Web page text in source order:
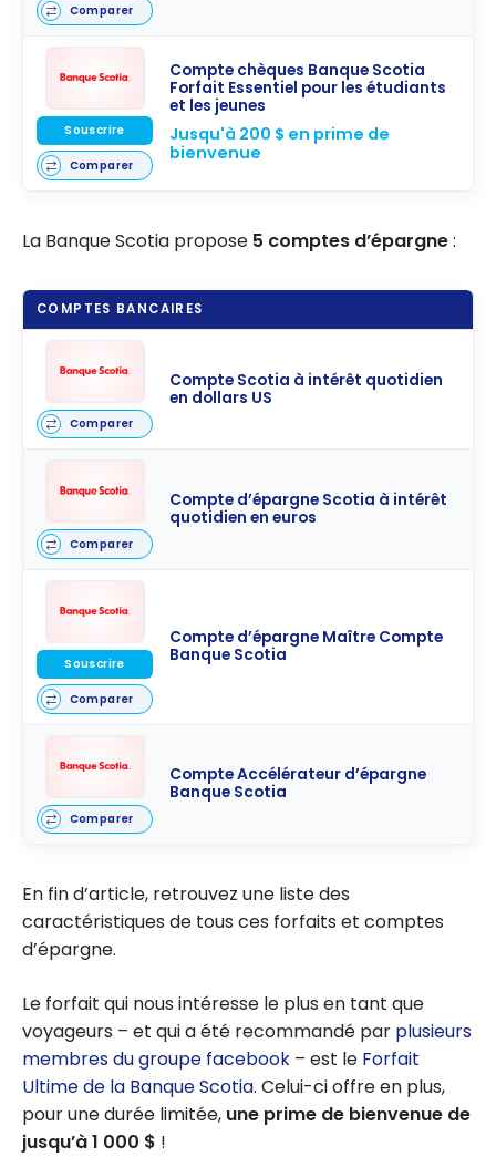
Comparer
Compte chèques Banque Scotia
Forfait Essentiel pour les étudiants
et les jeunes
Jusqu'à 200 $ en prime de
bienvenue
Souscrire
Comparer
La Banque Scotia propose 5 comptes d’épargne:
COMPTES BANCAIRES
Compte Scotia à intérêt quotidien
en dollars US
Comparer
Compte d’épargne Scotia à intérêt
quotidien en euros
Comparer
Compte d’épargne Maître Compte
Banque Scotia
Souscrire
Comparer
Compte Accélérateur d’épargne
Banque Scotia
Comparer
En fin d’article, retrouvez une liste des
caractéristiques de tous ces forfaits et comptes
d’épargne.
Le forfait qui nous intéresse le plus en tant que
voyageurs – et qui a été recommandé par plusieurs
membres du groupe facebook – est le Forfait
Ultime de la Banque Scotia. Celui-ci offre en plus,
pour une durée limitée, une prime de bienvenue de
jusqu’à1 000 $ !